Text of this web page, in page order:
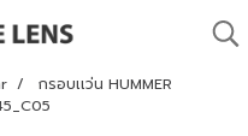
กรอบเเว่น HUMMER